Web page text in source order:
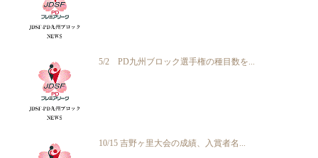
5/2 PD九州ブロック選手権の種目数を...
10/15 吉野ヶ里大会の成績、入賞者名...